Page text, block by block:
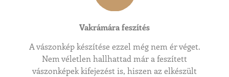
Vakrámára feszítés
A vászonkép készítése ezzel még nem ér véget.
Nem véletlen hallhattad már a feszített
vászonképek kifejezést is, hiszen az elkészült